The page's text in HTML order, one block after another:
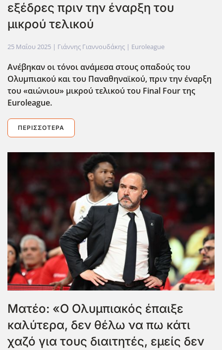
εξέδρες πριν την έναρξη του
μικρού τελικού
25 Μαΐου 2025 | Γιάννης Γιαννουδάκης | Euroleague
Ανέβηκαν οι τόνοι ανάμεσα στους οπαδούς του
Ολυμπιακού και του Παναθηναϊκού, πριν την έναρξη
του «αιώνιου» μικρού τελικού του Final Fourτης
Euroleague.
ΠΕΡΙΣΣΌΤΕΡΑ
Ματέο: «Ο Ολυμπιακός έπαιξε
καλύτερα, δεν θέλω να πω κάτι
χαζό για τους διαιτητές, εμείς δεν